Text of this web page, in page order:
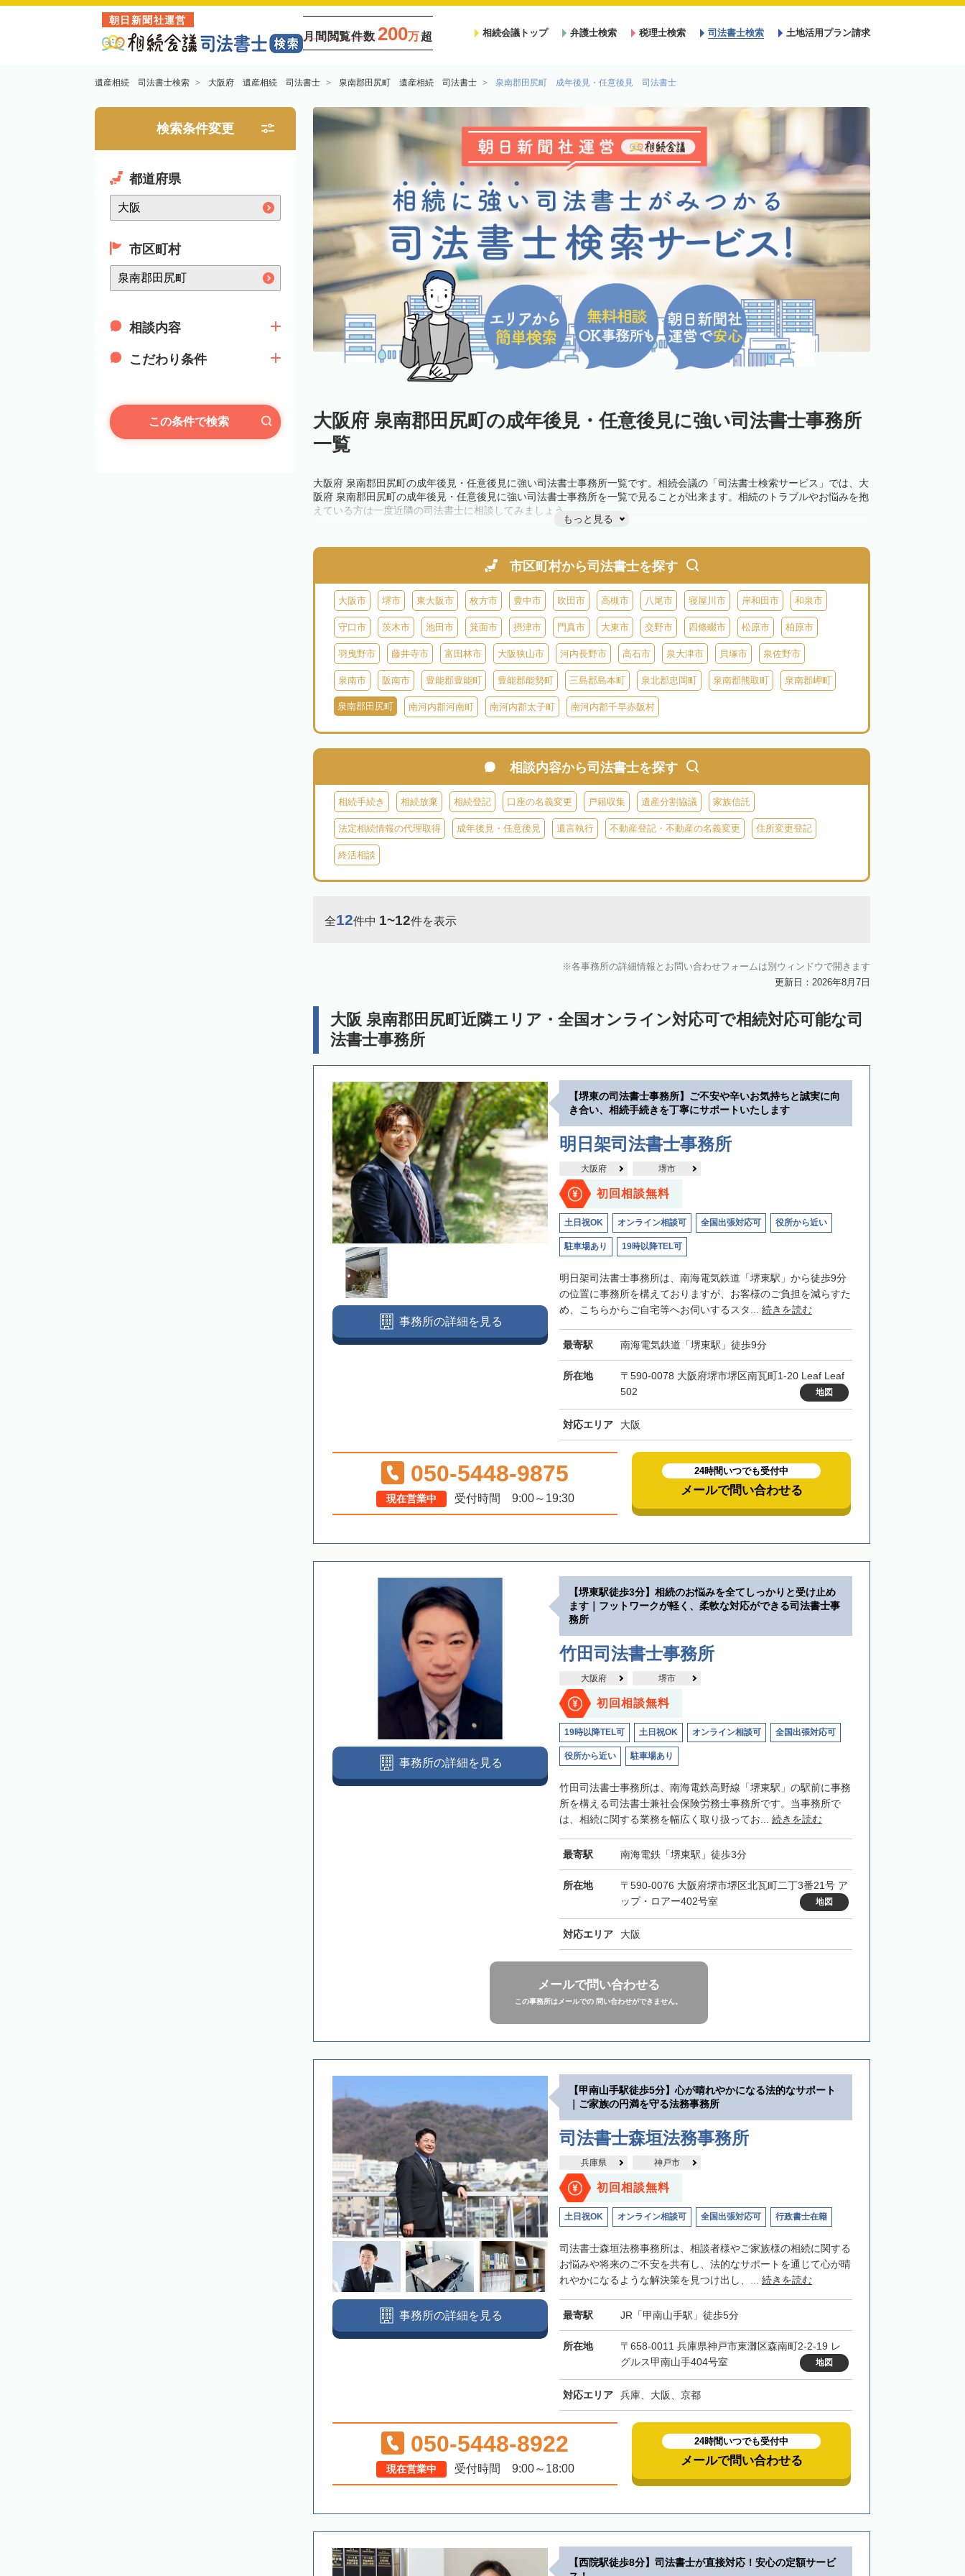
朝日新聞社運営
月間閲覧件数 200万超 相続会議トップ 弁護士検索 税理士検索 司法書士検索 土地活用プラン請求
遺産相続 司法書士検索 大阪府 遺産相続 司法書士 泉南郡田尻町 遺産相続 司法書士 泉南郡田尻町 成年後見・任意後見 司法書士
検索条件変更
都道府県
市区町村
相談内容
こだわり条件
この条件で検索
大阪府 泉南郡田尻町の成年後見・任意後見に強い司法書士事務所
一覧
大阪府 泉南郡田尻町の成年後見・任意後見に強い司法書士事務所一覧です。相続会議の「司法書士検索サービス」では、大
阪府 泉南郡田尻町の成年後見・任意後見に強い司法書士事務所を一覧で見ることが出来ます。相続のトラブルやお悩みを抱
えている方は一度近隣の司法書士に相談してみましょう。
もっと見る
市区町村から司法書士を探す
大阪市 堺市 東大阪市 枚方市 豊中市 吹田市 高槻市 八尾市 寝屋川市 岸和田市 和泉市
守口市 茨木市 池田市 箕面市 摂津市 門真市 大東市 交野市 四條畷市 松原市 柏原市
羽曳野市 藤井寺市 富田林市 大阪狭山市 河内長野市 高石市 泉大津市 貝塚市 泉佐野市
泉南市 阪南市 豊能郡豊能町 豊能郡能勢町 三島郡島本町 泉北郡忠岡町 泉南郡熊取町 泉南郡岬町
泉南郡田尻町 南河内郡河南町 南河内郡太子町 南河内郡千早赤阪村
相談内容から司法書士を探す
相続手続き 相続放棄 相続登記 口座の名義変更 戸籍収集 遺産分割協議 家族信託
法定相続情報の代理取得 成年後見・任意後見 遺言執行 不動産登記・不動産の名義変更 住所変更登記
終活相談
全12件中 1~12件を表示
各事務所の詳細情報とお問い合わせフォームは別ウィンドウで開きます
更新日：2026年8月7日
大阪 泉南郡田尻町近隣エリア・全国オンライン対応可で相続対応可能な司
法書士事務所
【堺東の司法書士事務所】ご不安や辛いお気持ちと誠実に向
き合い、相続手続きを丁寧にサポートいたします
明日架司法書士事務所
大阪府 堺市
初回相談無料
土日祝OK オンライン相談可 全国出張対応可 役所から近い
駐車場あり 19時以降TEL可
明日架司法書士事務所は、南海電気鉄道「堺東駅」から徒歩9分
の位置に事務所を構えておりますが、お客様のご負担を減らすた
め、こちらからご自宅等へお伺いするスタ... 続きを読む
最寄駅 南海電気鉄道「堺東駅」徒歩9分
所在地
〒590-0078 大阪府堺市堺区南瓦町1-20 Leaf Leaf
502
地図
対応エリア 大阪
事務所の詳細を見る
050-5448-9875
現在営業中 受付時間 9:00～19:30
24時間いつでも受付中
メールで問い合わせる
【堺東駅徒歩3分】相続のお悩みを全てしっかりと受け止め
ます｜フットワークが軽く、柔軟な対応ができる司法書士事
務所
竹田司法書士事務所
大阪府 堺市
初回相談無料
19時以降TEL可 土日祝OK オンライン相談可 全国出張対応可
役所から近い 駐車場あり
竹田司法書士事務所は、南海電鉄高野線「堺東駅」の駅前に事務
所を構える司法書士兼社会保険労務士事務所です。当事務所で
は、相続に関する業務を幅広く取り扱ってお... 続きを読む
最寄駅 南海電鉄「堺東駅」徒歩3分
所在地
〒590-0076 大阪府堺市堺区北瓦町二丁3番21号 ア
ップ・ロアー402号室
地図
対応エリア 大阪
事務所の詳細を見る
メールで問い合わせる
この事務所はメールでの 問い合わせができません。
【甲南山手駅徒歩5分】心が晴れやかになる法的なサポート
｜ご家族の円満を守る法務事務所
司法書士森垣法務事務所
兵庫県 神戸市
初回相談無料
土日祝OK オンライン相談可 全国出張対応可 行政書士在籍
司法書士森垣法務事務所は、相談者様やご家族様の相続に関する
お悩みや将来のご不安を共有し、法的なサポートを通じて心が晴
れやかになるような解決策を見つけ出し、... 続きを読む
最寄駅 JR「甲南山手駅」徒歩5分
所在地
〒658-0011 兵庫県神戸市東灘区森南町2-2-19 レ
グルス甲南山手404号室
地図
対応エリア 兵庫、大阪、京都
事務所の詳細を見る
050-5448-8922
現在営業中 受付時間 9:00～18:00
24時間いつでも受付中
メールで問い合わせる
【西院駅徒歩8分】司法書士が直接対応！安心の定額サービ